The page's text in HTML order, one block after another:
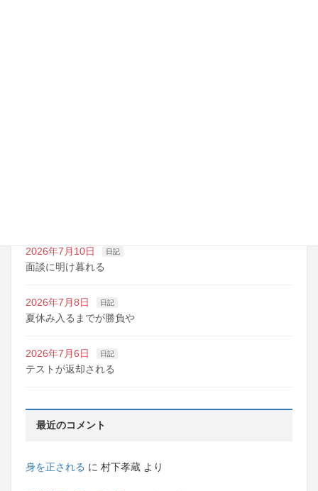
2026年7月10日 日記
面談に明け暮れる
2026年7月8日 日記
夏休み入るまでが勝負や
2026年7月6日 日記
テストが返却される
最近のコメント
身を正される に 村下孝蔵 より